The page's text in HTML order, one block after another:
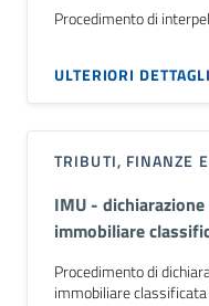
Procedimento di
ULTERIORI DETTAGLI
TRIBUTI, FINANZE
IMU -
immobiliare
Procedimento di
immobiliare